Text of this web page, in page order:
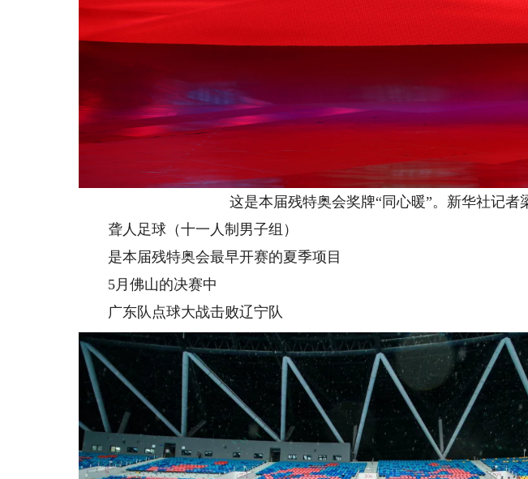
这是本届残特奥会奖牌“同心暖”。新华社记者
聋人足球（十一人制男子组）
是本届残特奥会最早开赛的夏季项目
5月佛山的决赛中
广东队点球大战击败辽宁队